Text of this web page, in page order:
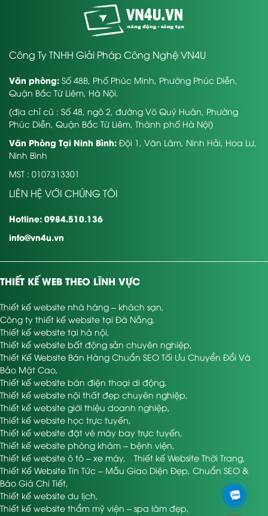
Công Ty TNHH Giải Pháp Công Nghệ VN4U
Văn phòng: Số 48B, Phố Phúc Minh, Phường Phúc Diễn,
Quận Bắc Từ Liêm, Hà Nội.
(địa chỉ cũ : Số 48, ngõ 2, đường Võ Quý Huân, Phường
Phúc Diễn, Quận Bắc Từ Liêm, Thành phố Hà Nội)
Văn Phòng Tại Ninh Bình: Đội 1, Văn Lâm, Ninh Hải, Hoa Lư,
Ninh Bình
MST : 0107313301
LIÊN HỆ VỚI CHÚNG TÔI
Hotline: 0984.510.136
info@vn4u.vn
THIẾT KẾ WEB THEO LĨNH VỰC
Thiết kế website nhà hàng – khách sạn,
Công ty thiết kế website tại Đà Nẵng,
Thiết kế website tại hà nội,
Thiết kế website bất động sản chuyên nghiệp,
Thiết Kế Website Bán Hàng Chuẩn SEO Tối Ưu Chuyển Đổi Và
Bảo Mật Cao,
Thiết kế website bán điện thoại di động,
Thiết kế website nội thất đẹp chuyên nghiệp,
Thiết kế website giới thiệu doanh nghiệp,
Thiết kế website học trực tuyến,
Thiết kế website đặt vé máy bay trực tuyến,
Thiết kế website phòng khám – bệnh viện,
Thiết kế website ô tô – xe máy, Thiết kế Website Thời Trang,
Thiết Kế Website Tin Tức – Mẫu Giao Diện Đẹp, Chuẩn SEO &
Báo Giá Chi Tiết,
Thiết kế website du lịch,
Thiết kế website thẩm mỹ viện – spa làm đẹp,